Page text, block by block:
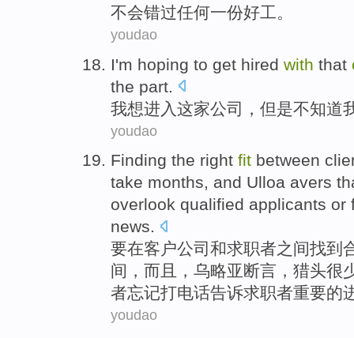
不会错过任何一份好工。
youdao
I'm hoping to get hired with that
the part.
我想进入 这家公司， 但是不知道
youdao
Finding the right fit between
take months, and Ulloa avers
overlook qualified applicants or
news.
要在客户公司 和求职者之间找到
间， 而且 ，乌略亚断言 ， 猎头很
者忘记打电话告诉求职者重要的
youdao